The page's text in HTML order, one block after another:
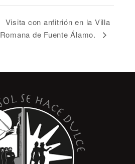
Visita con anfitrión en la Villa
Romana de Fuente Álamo.